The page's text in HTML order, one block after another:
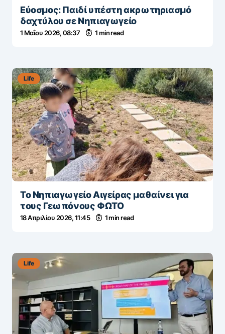
Εύοσμος: Παιδί υπέστη ακρωτηριασμό
δαχτύλου σε Νηπιαγωγείο
1 Μαΐου 2026, 08:37 1 min read
Life
Το Νηπιαγωγείο Αιγείρας μαθαίνει για
τους Γεωπόνους ΦΩΤΟ
18 Απριλίου 2026, 11:45 1 min read
Life